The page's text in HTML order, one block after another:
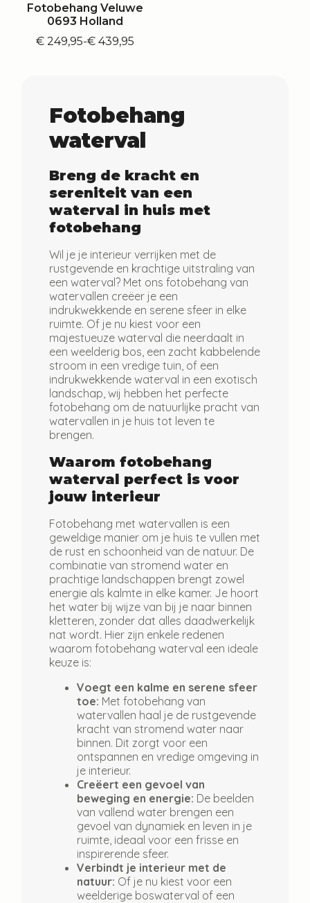
Fotobehang Veluwe
0693 Holland
€249,95-€439,95
Prijsklasse:
Fotobehang
waterval
Breng de kracht en
sereniteit van een
waterval in huis met
fotobehang
Wil je je interieur verrijken met de
rustgevende en krachtige uitstraling van
een waterval? Met ons fotobehang van
watervallen creëer je een
indrukwekkende en serene sfeer in elke
ruimte. Of je nu kiest voor een
majestueuze waterval die neerdaalt in
een weelderig bos, een zacht kabbelende
stroom in een vredige tuin, of een
indrukwekkende waterval in een exotisch
landschap, wij hebben het perfecte
fotobehang om de natuurlijke pracht van
watervallen in je huis tot leven te
brengen.
Waarom fotobehang
waterval perfect is voor
jouw interieur
Fotobehang met watervallen is een
geweldige manier om je huis te vullen met
de rust en schoonheid van de natuur. De
combinatie van stromend water en
prachtige landschappen brengt zowel
energie als kalmte in elke kamer. Je hoort
het water bij wijze van bij je naar binnen
kletteren, zonder dat alles daadwerkelijk
nat wordt. Hier zijn enkele redenen
waarom fotobehang waterval een ideale
keuze is:
Voegt een kalme en serene sfeer
toe: Met fotobehang van
watervallen haal je de rustgevende
kracht van stromend water naar
binnen. Dit zorgt voor een
ontspannen en vredige omgeving in
je interieur.
Creëert een gevoel van
beweging en energie: De beelden
van vallend water brengen een
gevoel van dynamiek en leven in je
ruimte, ideaal voor een frisse en
inspirerende sfeer.
Verbindt je interieur met de
natuur: Of je nu kiest voor een
weelderige boswaterval of een